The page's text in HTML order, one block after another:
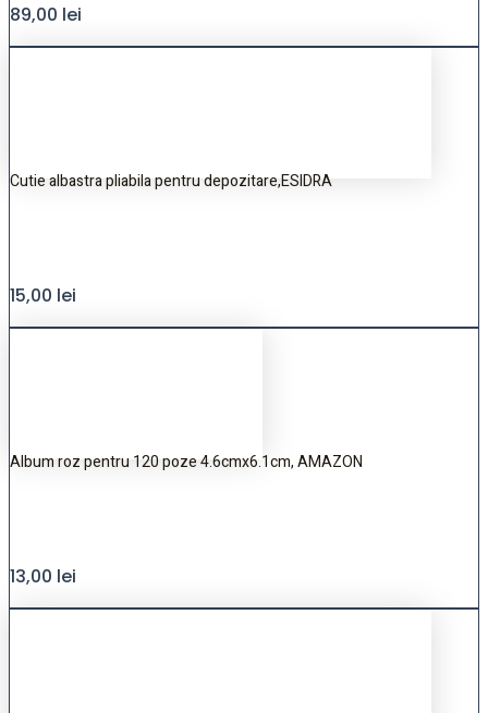
89,00 lei
Cutie albastra pliabila pentru depozitare,ESIDRA
15,00 lei
Album roz pentru 120 poze 4.6cmx6.1cm, AMAZON
13,00 lei